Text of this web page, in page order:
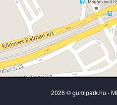
2026 © gumipark.hu -